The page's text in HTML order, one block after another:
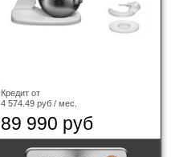
Кредит от
4 574.49 руб / мес.
89 990 руб